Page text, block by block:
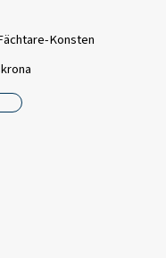
Konsten